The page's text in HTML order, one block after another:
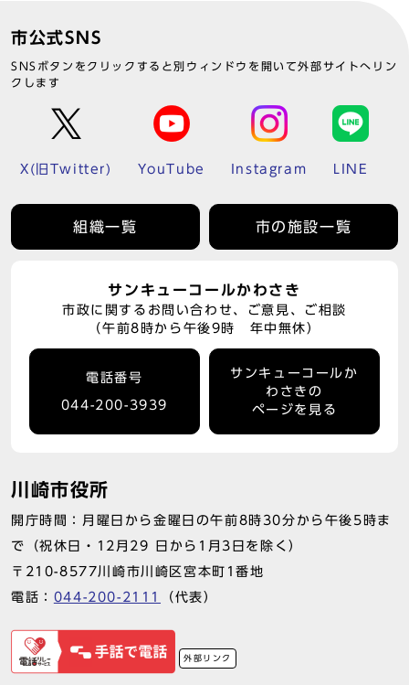
市公式SNS
SNSボタンをクリックすると別ウィンドウを開いて外部サイトへリン
クします
X(旧Twitter) YouTube Instagram LINE
組織一覧 市の施設一覧
サンキューコールかわさき
市政に関するお問い合わせ、ご意見、ご相談
（午前8時から午後9時 年中無休）
電話番号
044-200-3939
サンキューコールか
わさきの
ページを見る
川崎市役所
開庁時間：月曜日から金曜日の午前8時30分から午後5時ま
で（祝休日・12月29 日から1月3日を除く）
〒210-8577川崎市川崎区宮本町1番地
電話： 044-200-2111 （代表）
外部リンク